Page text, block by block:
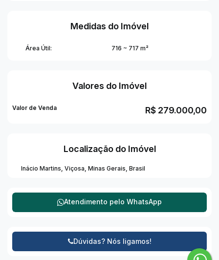
Medidas do Imóvel
Área Útil: 716 ~ 717 m²
Valores do Imóvel
R$ 279.000,00
Valor de Venda
Localização do Imóvel
Inácio Martins Viçosa Minas Gerais Brasil
Atendimento pelo WhatsApp
Dúvidas? Nós ligamos!